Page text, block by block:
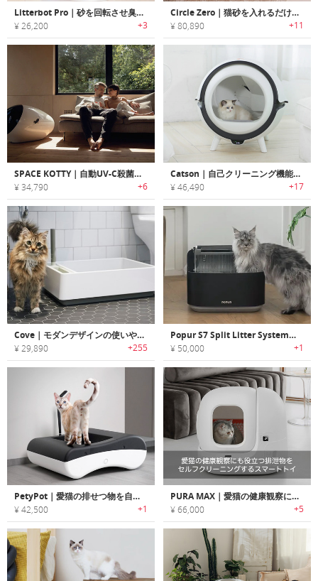
Litterbot Pro｜砂を回転させ臭いを抑える猫用セルフクリーニングトイレ「リターボットプロ」
¥ 26,200 +3
Circle Zero｜猫砂を入れるだけでOKの全自動クリーニング猫トイレ「サークルゼロ」
¥ 80,890 +11
SPACE KOTTY｜自動UV-C殺菌で無菌・無臭化するヘルストラッキング機能搭載猫トイレ「スペースコティ」
¥ 34,790 +6
Catson｜自己クリーニング機能搭載キャット用トイレ「キャッツサン」
¥ 46,490 +17
Cove｜モダンデザインの使いやすい猫トイレ「コーブ」
¥ 29,890 +255
Popur S7 Split Litter System｜猫ちゃん想いの設計！防臭・安心設計のスマート猫トイレ
¥ 50,000 +1
PetyPot｜愛猫の排せつ物を自動で処理するスマートトイレシステム
¥ 42,500 +1
PURA MAX｜愛猫の健康観察にも役立つ排泄物をセルフクリーニングするスマートトイレ「ピュラマックス」
¥ 66,000 +5